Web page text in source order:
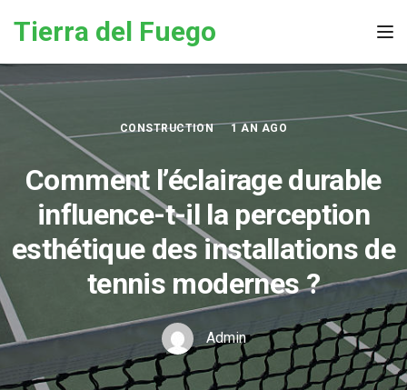
Tierra del Fuego
CONSTRUCTION 1 AN AGO
Comment l’éclairage durable
influence-t-il la perception
esthétique des installations de
tennis modernes ?
Admin